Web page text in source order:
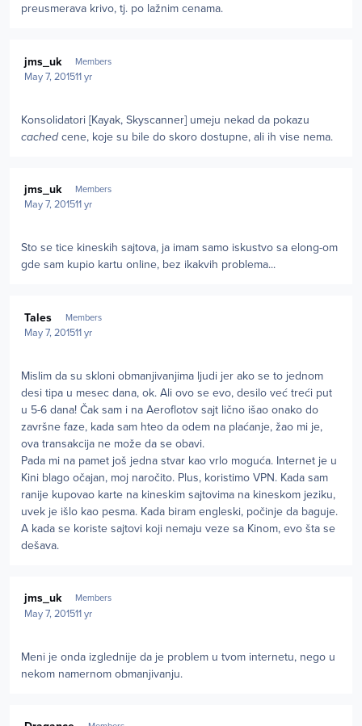
preusmerava krivo, tj. po lažnim cenama.
jms_uk Members
May 7, 201511 yr
Konsolidatori [Kayak, Skyscanner] umeju nekad da pokazu
cachedcene, koje su bile do skoro dostupne, ali ih vise nema.
jms_uk Members
May 7, 201511 yr
Sto se tice kineskih sajtova, ja imam samo iskustvo sa elong-om
gde sam kupio kartu online, bez ikakvih problema...
Tales Members
May 7, 201511 yr
Mislim da su skloni obmanjivanjima ljudi jer ako se to jednom
desi tipa u mesec dana, ok. Ali ovo se evo, desilo već treći put
u 5-6 dana! Čak sam i na Aeroflotov sajt lično išao onako do
završne faze, kada sam hteo da odem na plaćanje, žao mi je,
ova transakcija ne može da se obavi.
Pada mi na pamet još jedna stvar kao vrlo moguća. Internet je u
Kini blago očajan, moj naročito. Plus, koristimo VPN. Kada sam
ranije kupovao karte na kineskim sajtovima na kineskom jeziku,
uvek je išlo kao pesma. Kada biram engleski, počinje da baguje.
A kada se koriste sajtovi koji nemaju veze sa Kinom, evo šta se
dešava.
jms_uk Members
May 7, 201511 yr
Meni je onda izglednije da je problem u tvom internetu, nego u
nekom namernom obmanjivanju.